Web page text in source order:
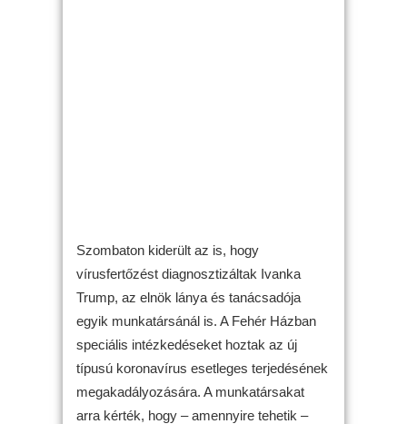
Szombaton kiderült az is, hogy
vírusfertőzést diagnosztizáltak Ivanka
Trump, az elnök lánya és tanácsadója
egyik munkatársánál is. A Fehér Házban
speciális intézkedéseket hoztak az új
típusú koronavírus esetleges terjedésének
megakadályozására. A munkatársakat
arra kérték, hogy – amennyire tehetik –